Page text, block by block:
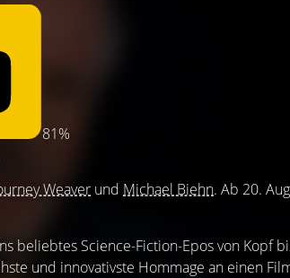
81%
Weaver und Michael Biehn. Ab 20.
beliebtes Science-Fiction-Epos von Kopf
und innovativste Hommage an einen